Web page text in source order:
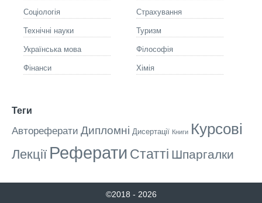
Соціологія Страхування
Технічні науки Туризм
Українська мова Філософія
Фінанси Хімія
Теги
Автореферати Дипломні Дисертації Книги Курсові
Лекції Реферати Статті Шпаргалки
©2018 - 2026